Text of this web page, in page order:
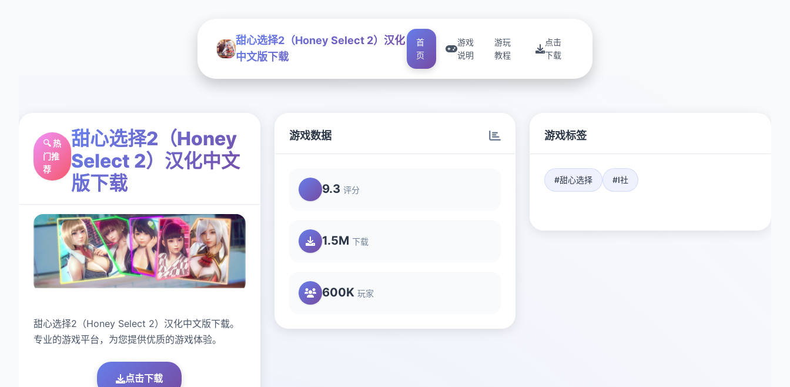
甜心选择2（Honey Select 2）汉化
中文版下载
首
页
游戏
说明
游玩
教程
点击
下载
🔍 热
门推
荐
甜心选择2（Honey
Select 2）汉化中文
版下载
甜心选择2（Honey Select 2）汉化中文版下载。
专业的游戏平台，为您提供优质的游戏体验。
点击下载
游戏数据
9.3 评分
1.5M 下载
600K 玩家
游戏标签
#甜心选择 #I社